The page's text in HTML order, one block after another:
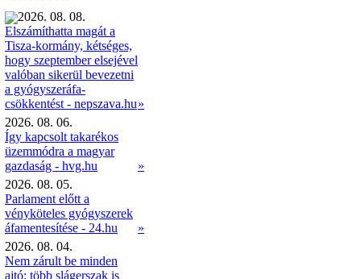
2026. 08. 08.
Elszámíthatta magát a
Tisza-kormány, kétséges,
hogy szeptember elsejével
valóban sikerül bevezetni
a gyógyszeráfa-
csökkentést - nepszava.hu»
2026. 08. 06.
Így kapcsolt takarékos
üzemmódra a magyar
gazdaság - hvg.hu
»
2026. 08. 05.
Parlament előtt a
vényköteles gyógyszerek
áfamentesítése - 24.hu
»
2026. 08. 04.
Nem zárult be minden
ajtó: több slágerszak is